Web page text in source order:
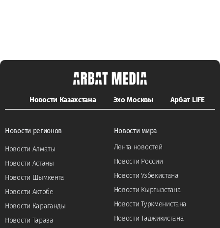
Новости Казахстана Эхо Москвы Арбат LIFE
Новости регионов
Новости Алматы
Новости Астаны
Новости Шымкента
Новости Актобе
Новости Караганды
Новости Тараза
Новости мира
Лента новостей
Новости России
Новости Узбекистана
Новости Кыргызстана
Новости Туркменистана
Новости Таджикистана